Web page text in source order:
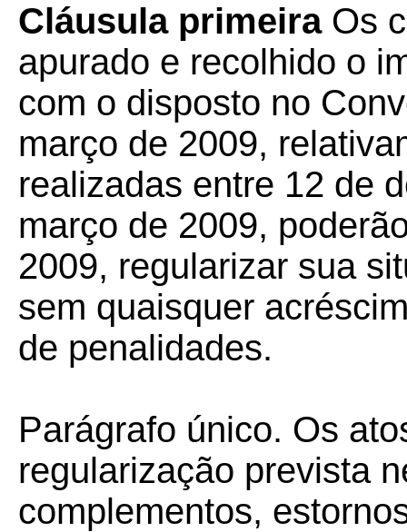
Cláusula primeira Os
apurado e recolhido o
com o disposto no
março de 2009,
realizadas entre 12 de
março de 2009,
2009, regularizar sua
sem quaisquer
de penalidades.
Parágrafo único. Os
regularização prevista
complementos,